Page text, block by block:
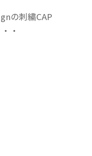
の刺繍CAP
・